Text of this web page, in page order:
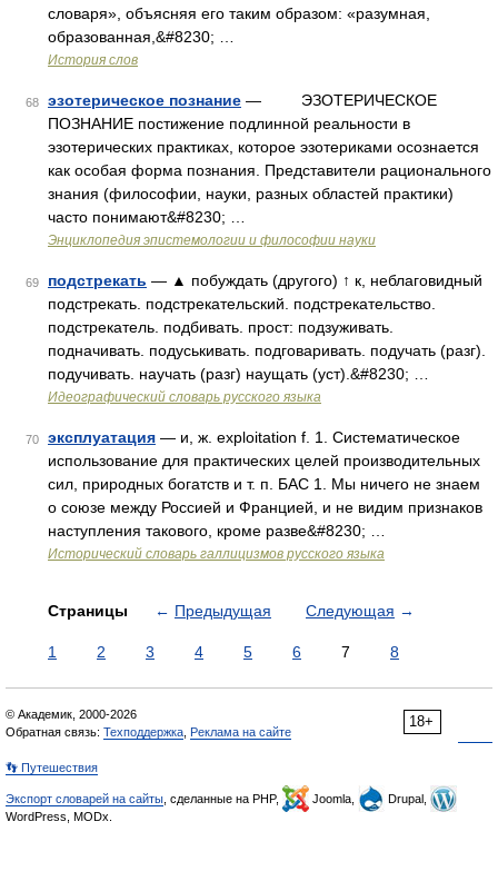
словаря», объясняя его таким образом: «разумная,
образованная,&#8230; …
История слов
68 эзотерическое познание — ЭЗОТЕРИЧЕСКОЕ
ПОЗНАНИЕ постижение подлинной реальности в
эзотерических практиках, которое эзотериками осознается
как особая форма познания. Представители рационального
знания (философии, науки, разных областей практики)
часто понимают&#8230; …
Энциклопедия эпистемологии и философии науки
69 подстрекать — ▲ побуждать (другого) ↑ к, неблаговидный
подстрекать. подстрекательский. подстрекательство.
подстрекатель. подбивать. прост: подзуживать.
подначивать. подуськивать. подговаривать. подучать (разг).
подучивать. научать (разг) наущать (уст).&#8230; …
Идеографический словарь русского языка
70 эксплуатация — и, ж. exploitation f. 1. Систематическое
использование для практических целей производительных
сил, природных богатств и т. п. БАС 1. Мы ничего не знаем
о союзе между Россией и Францией, и не видим признаков
наступления такового, кроме разве&#8230; …
Исторический словарь галлицизмов русского языка
Страницы ← Предыдущая Следующая →
1 2 3 4 5 6 7 8
18+
© Академик, 2000-2026
Обратная связь: Техподдержка Реклама на сайте
👣 Путешествия
Экспорт словарей на сайты , сделанные на PHP, Joomla,
Drupal,
WordPress, MODx.